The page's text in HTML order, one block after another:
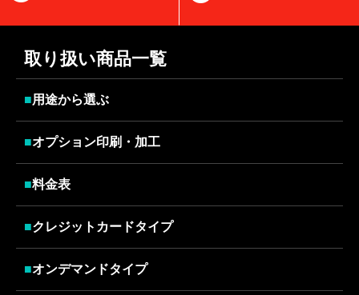
取り扱い商品一覧
■用途から選ぶ
■オプション印刷・加工
■料金表
■クレジットカードタイプ
■オンデマンドタイプ